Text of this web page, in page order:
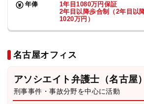
年俸
1年目1080万円保証
2年目以降歩合制（2年目以
1020万円）
名古屋オフィス
アソシエイト弁護士（名古屋）
刑事事件・事故分野を中心に活動